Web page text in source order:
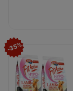
-35%